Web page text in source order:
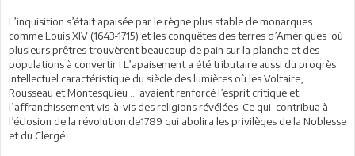
L’inquisition s’était apaisée par le règne plus stable de monarques
comme Louis XIV (1643-1715) et les conquêtes des terres d’Amériques où
plusieurs prêtres trouvèrent beaucoup de pain sur la planche et des
populations à convertir ! L’apaisement a été tributaire aussi du progrès
intellectuel caractéristique du siècle des lumières où les Voltaire,
Rousseau et Montesquieu … avaient renforcé l’esprit critique et
l’affranchissement vis-à-vis des religions révélées. Ce qui contribua à
l’éclosion de la révolution de1789 qui abolira les privilèges de la Noblesse
et du Clergé.